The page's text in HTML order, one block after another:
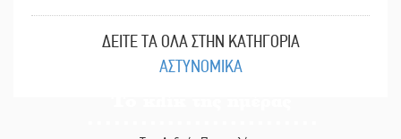
ΔΕΙΤΕ ΤΑ ΟΛΑ ΣΤΗΝ ΚΑΤΗΓΟΡΙΑ
ΑΣΤΥΝΟΜΙΚΑ